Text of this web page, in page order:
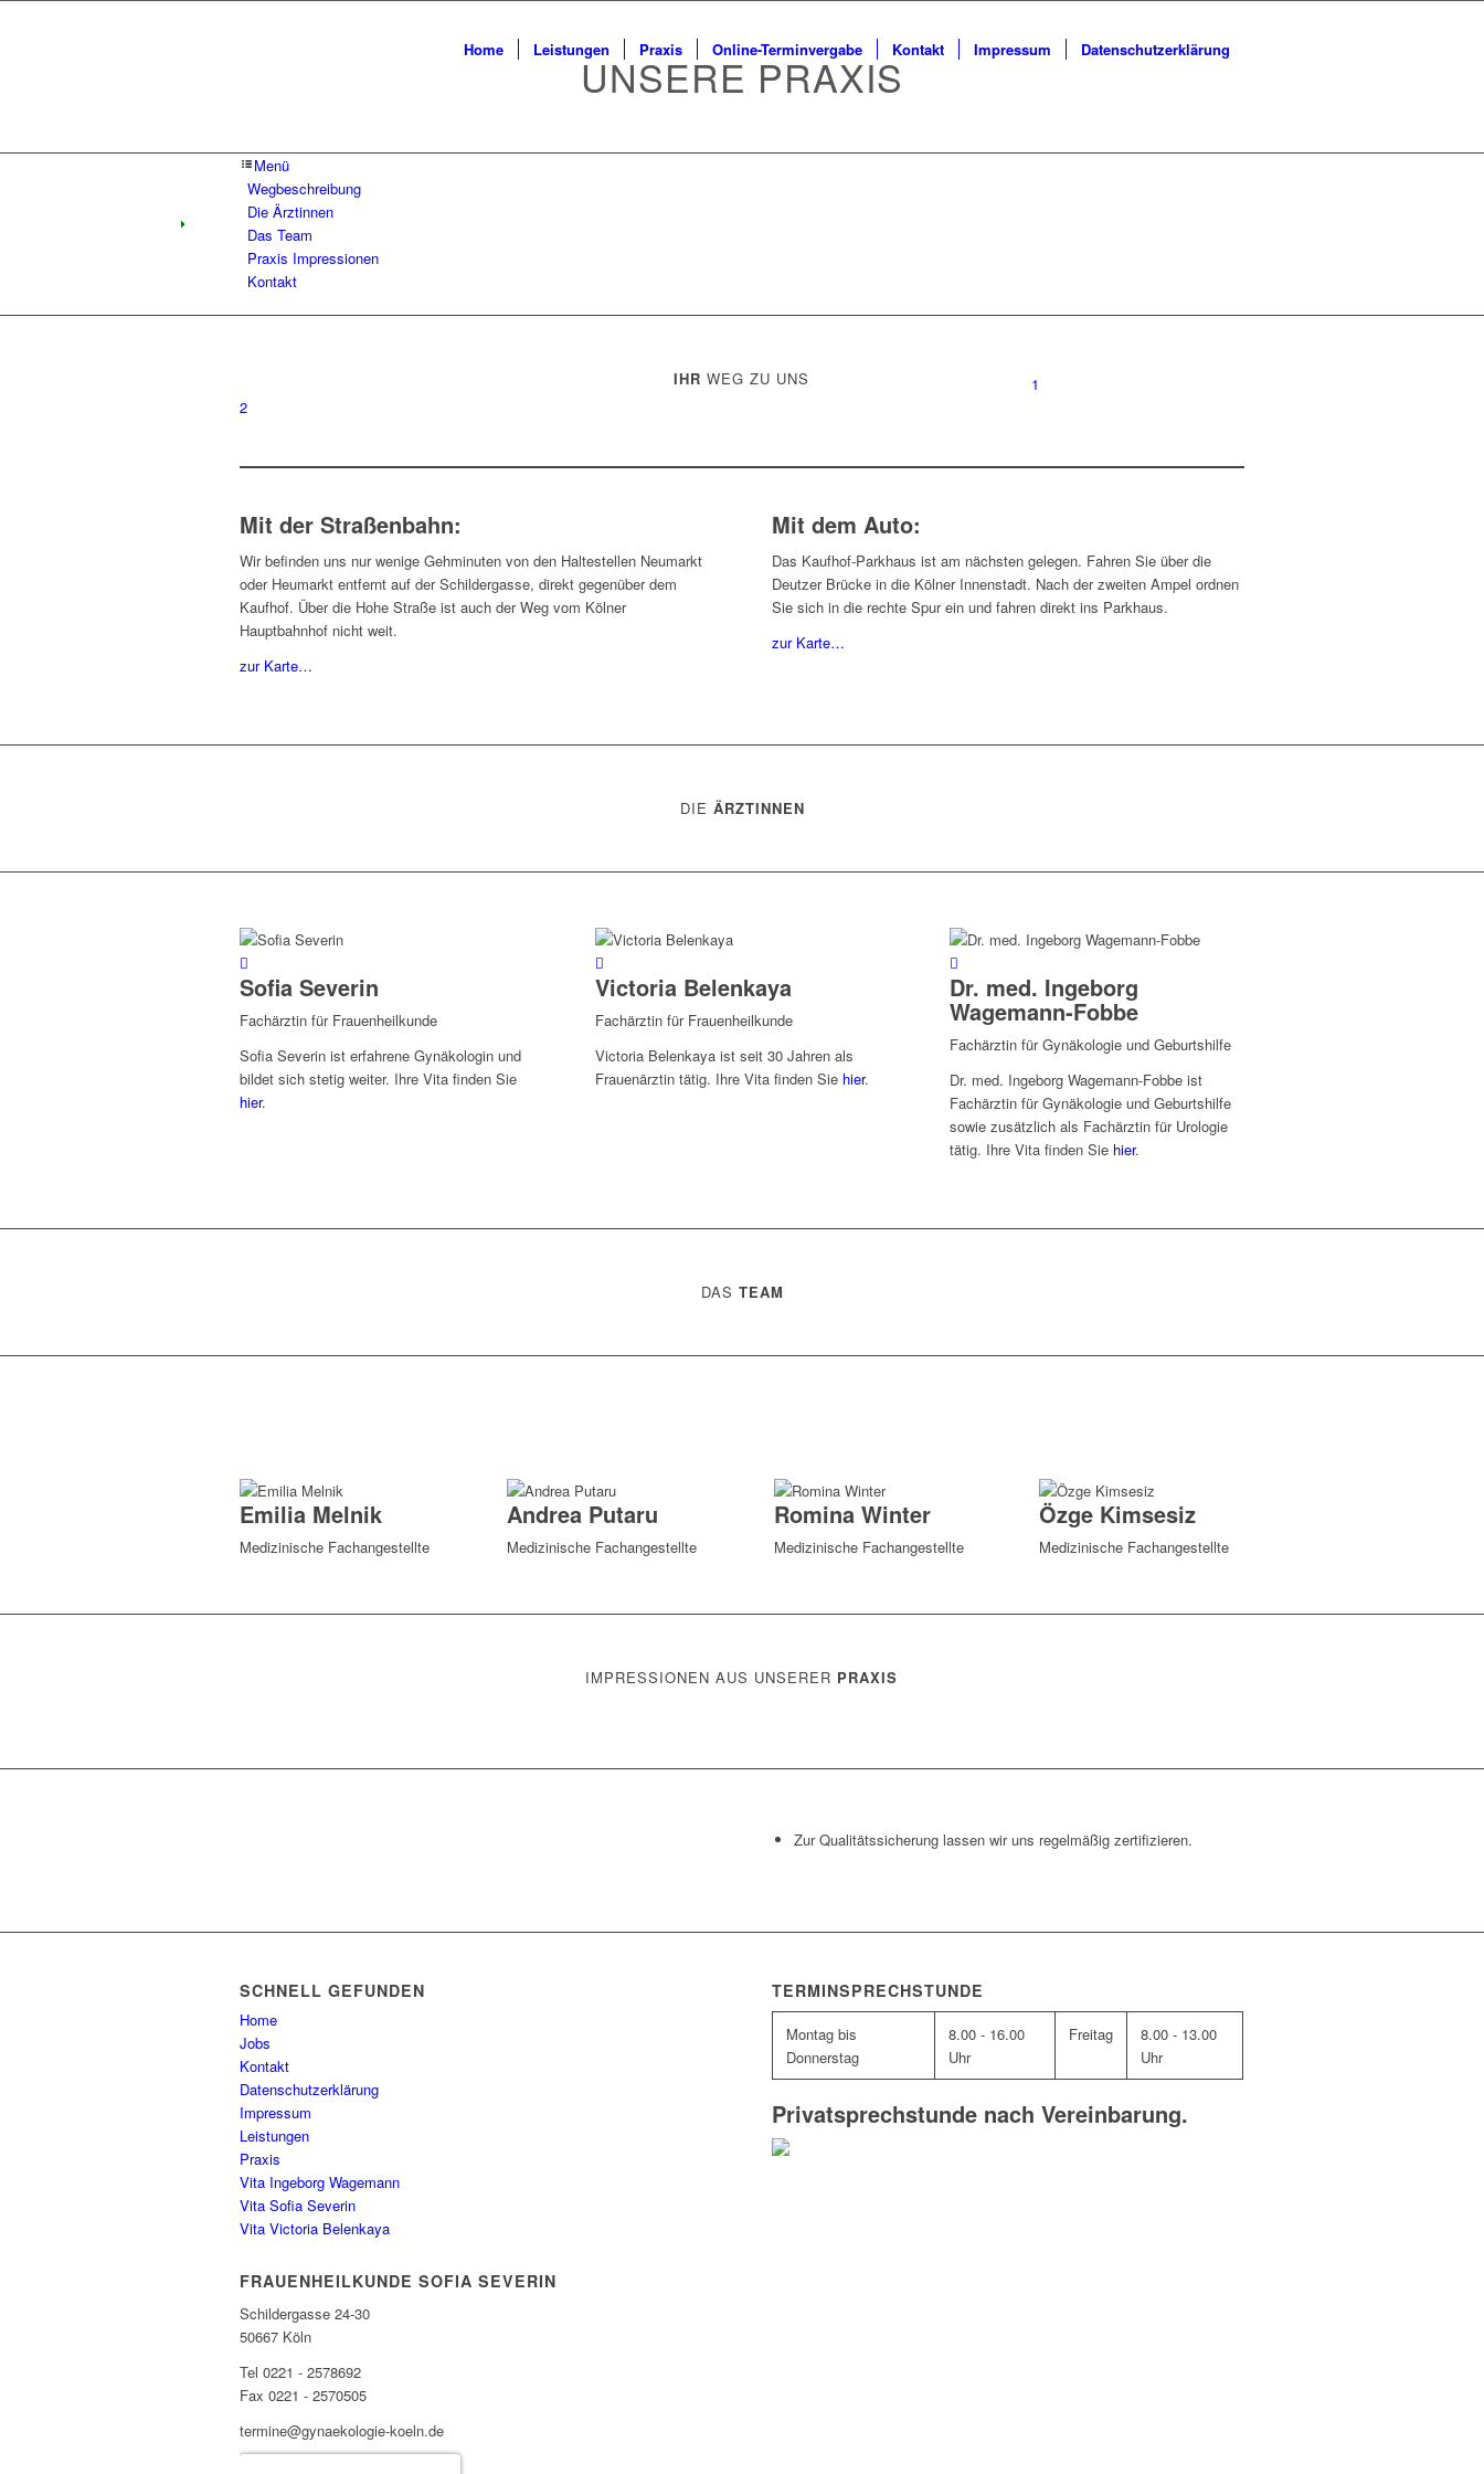
Home Leistungen Praxis Online-Terminvergabe Kontakt Impressum Datenschutzerklärung
UNSERE PRAXIS
Menü
Wegbeschreibung
Die Ärztinnen
Das Team
Praxis Impressionen
Kontakt
IHR WEG ZU UNS
1
2
Mit der Straßenbahn:
Wir befinden uns nur wenige Gehminuten von den Haltestellen Neumarkt
oder Heumarkt entfernt auf der Schildergasse, direkt gegenüber dem
Kaufhof. Über die Hohe Straße ist auch der Weg vom Kölner
Hauptbahnhof nicht weit.
zur Karte…
Mit dem Auto:
Das Kaufhof-Parkhaus ist am nächsten gelegen. Fahren Sie über die
Deutzer Brücke in die Kölner Innenstadt. Nach der zweiten Ampel ordnen
Sie sich in die rechte Spur ein und fahren direkt ins Parkhaus.
zur Karte…
DIE ÄRZTINNEN
Sofia Severin
Fachärztin für Frauenheilkunde
Sofia Severin ist erfahrene Gynäkologin und
bildet sich stetig weiter. Ihre Vita finden Sie
hier.
Victoria Belenkaya
Fachärztin für Frauenheilkunde
Victoria Belenkaya ist seit 30 Jahren als
Frauenärztin tätig. Ihre Vita finden Sie hier.
Dr. med. Ingeborg
Wagemann-Fobbe
Fachärztin für Gynäkologie und Geburtshilfe
Dr. med. Ingeborg Wagemann-Fobbe ist
Fachärztin für Gynäkologie und Geburtshilfe
sowie zusätzlich als Fachärztin für Urologie
tätig. Ihre Vita finden Sie hier.
DAS TEAM
Emilia Melnik
Medizinische Fachangestellte
Andrea Putaru
Medizinische Fachangestellte
Romina Winter
Medizinische Fachangestellte
Özge Kimsesiz
Medizinische Fachangestellte
IMPRESSIONEN AUS UNSERER PRAXIS
Zur Qualitätssicherung lassen wir uns regelmäßig zertifizieren.
SCHNELL GEFUNDEN
Home
Jobs
Kontakt
Datenschutzerklärung
Impressum
Leistungen
Praxis
Vita Ingeborg Wagemann
Vita Sofia Severin
Vita Victoria Belenkaya
FRAUENHEILKUNDE SOFIA SEVERIN
Schildergasse 24-30
50667 Köln
Tel 0221 - 2578692
Fax 0221 - 2570505
termine@gynaekologie-koeln.de
TERMINSPRECHSTUNDE
Montag bis
Donnerstag
8.00 - 16.00
Uhr
Freitag
8.00 - 13.00
Uhr
Privatsprechstunde nach Vereinbarung.